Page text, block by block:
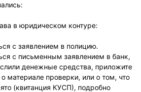
в юридическом контуре:
с заявлением в полицию.
с письменным заявлением в банк,
денежные средства, приложите
материале проверки, или о том, что
(квитанция КУСП), подробно